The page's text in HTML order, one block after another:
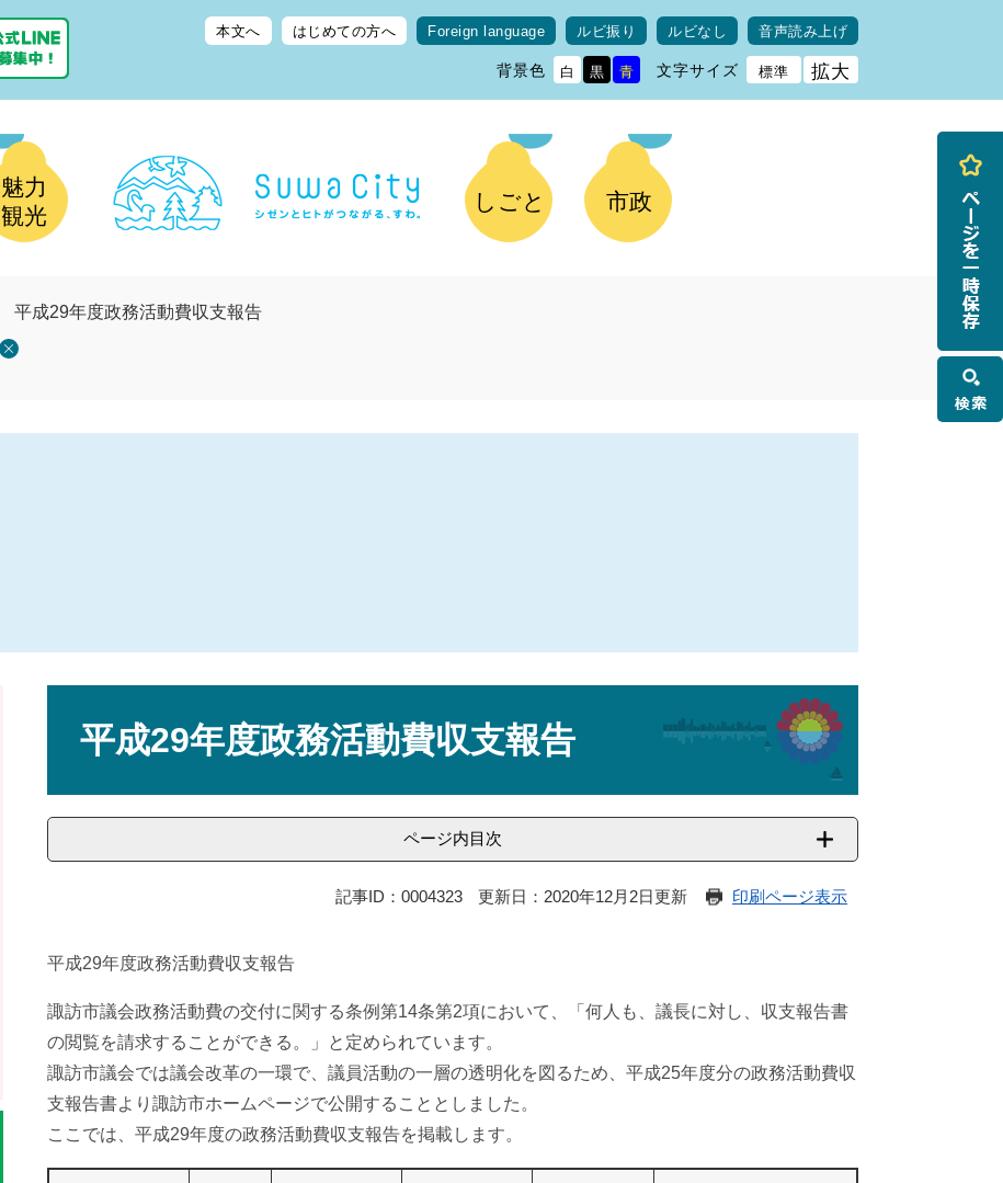
本文へ はじめての方へ Foreign language ルビ振り ルビなし 音声読み上げ
背景色 白 黒 青 文字サイズ 標準 拡大
魅力
観光
しごと 市政
平成29年度政務活動費収支報告
平成29年度政務活動費収支報告
ページ内目次
記事ID：0004323 更新日：2020年12月2日更新 印刷ページ表示
平成29年度政務活動費収支報告
諏訪市議会政務活動費の交付に関する条例第14条第2項において、「何人も、議長に対し、収支報告書
の閲覧を請求することができる。」と定められています。
諏訪市議会では議会改革の一環で、議員活動の一層の透明化を図るため、平成25年度分の政務活動費収
支報告書より諏訪市ホームページで公開することとしました。
ここでは、平成29年度の政務活動費収支報告を掲載します。